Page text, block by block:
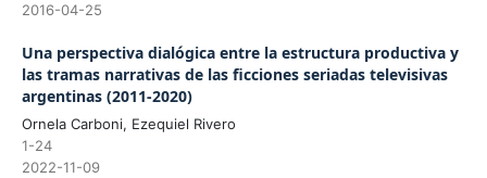
2016-04-25
Una perspectiva dialógica entre la estructura productiva y
las tramas narrativas de las ficciones seriadas televisivas
argentinas (2011-2020)
Ornela Carboni, Ezequiel Rivero
1-24
2022-11-09